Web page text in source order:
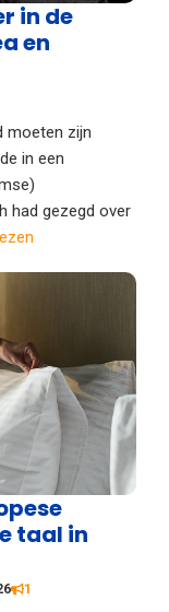
in de
en
moeten zijn
in een
had gezegd over
taal in
1